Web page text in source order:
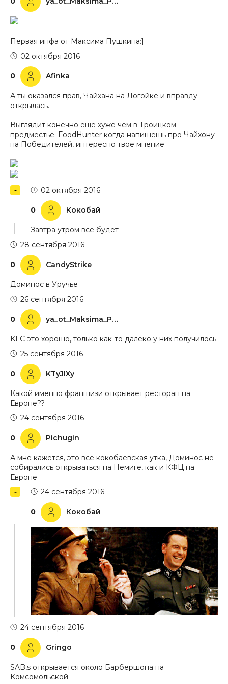
Первая инфа от Максима Пушкина:]
0 Afinka
02 октября 2016
А ты оказался прав, Чайхана на Логойке и вправду
открылась.
Выглядит конечно ещё хуже чем в Троицком
предместье. FoodHunter когда напишешь про Чайхону
на Победителей, интересно твое мнение
0 Кокобай
02 октября 2016
Завтра утром все будет
0 CandyStrike
28 сентября 2016
Доминос в Уручье
0 ya_ot_Maksima_Pushkina
26 сентября 2016
KFC это хорошо, только как-то далеко у них получилось
0 KTyJIXy
25 сентября 2016
Какой именно франшизи открывает ресторан на
Европе??
0 Pichugin
24 сентября 2016
А мне кажется, это все кокобаевская утка, Доминос не
собирались открываться на Немиге, как и КФЦ на
Европе
0 Кокобай
24 сентября 2016
0 Gringo
24 сентября 2016
SAB,s открывается около Барбершопа на
Комсомольской